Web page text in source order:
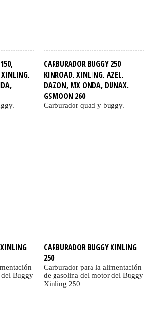
XINLING,
CARBURADOR BUGGY 250
KINROAD, XINLING, AZEL,
DAZON, MX ONDA, DUNAX.
GSMOON 260
Carburador quad y buggy.
XINLING
del Buggy
CARBURADOR BUGGY XINLING
250
Carburador para la alimentación
de gasolina del motor del Buggy
Xinling 250